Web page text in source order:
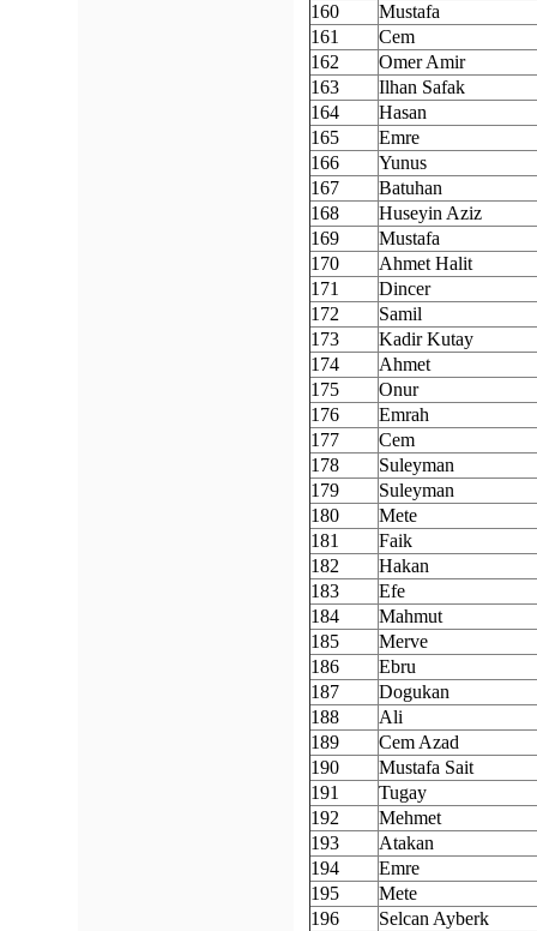
160
Mustafa
161
Cem
162
Omer Amir
163
Ilhan Safak
164
Hasan
165
Emre
166
Yunus
167
Batuhan
168
Huseyin Aziz
169
Mustafa
170
Ahmet Halit
171
Dincer
172
Samil
173
Kadir Kutay
174
Ahmet
175
Onur
176
Emrah
177
Cem
178
Suleyman
179
Suleyman
180
Mete
181
Faik
182
Hakan
183
Efe
184
Mahmut
185
Merve
186
Ebru
187
Dogukan
188
Ali
189
Cem Azad
190
Mustafa Sait
191
Tugay
192
Mehmet
193
Atakan
194
Emre
195
Mete
196
Selcan Ayberk